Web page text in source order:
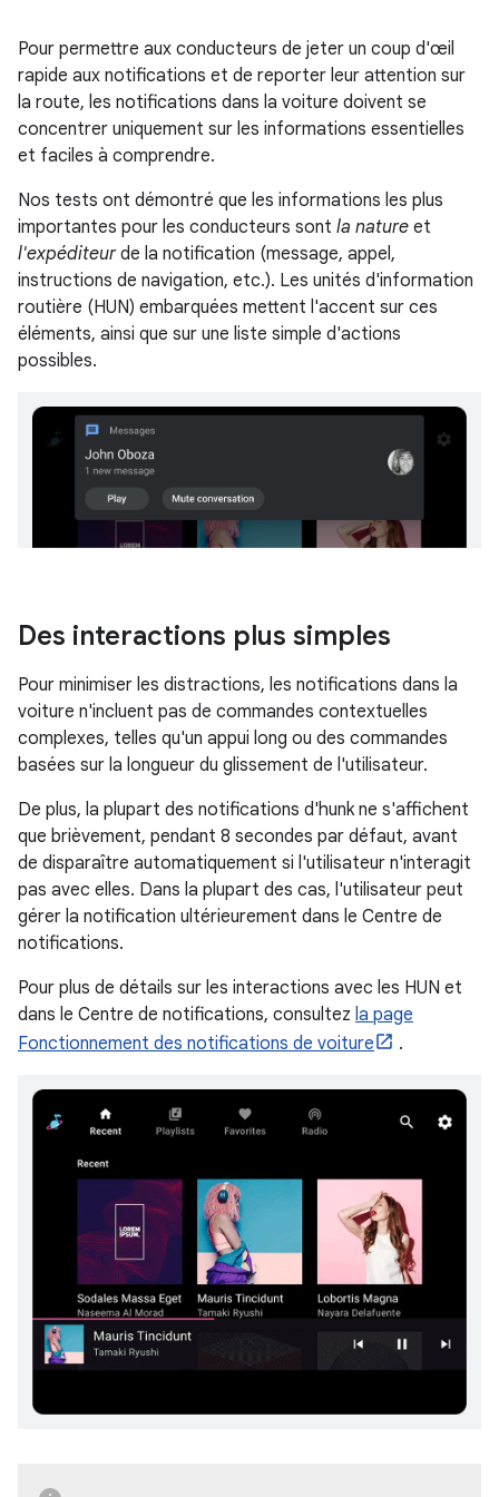
Pour permettre aux conducteurs de jeter un coup d'œil
rapide aux notifications et de reporter leur attention sur
la route, les notifications dans la voiture doivent se
concentrer uniquement sur les informations essentielles
et faciles à comprendre.
Nos tests ont démontré que les informations les plus
importantes pour les conducteurs sont la nature et
l'expéditeurde la notification (message, appel,
instructions de navigation, etc.). Les unités d'information
routière (HUN) embarquées mettent l'accent sur ces
éléments, ainsi que sur une liste simple d'actions
possibles.
Des interactions plus simples
Pour minimiser les distractions, les notifications dans la
voiture n'incluent pas de commandes contextuelles
complexes, telles qu'un appui long ou des commandes
basées sur la longueur du glissement de l'utilisateur.
De plus, la plupart des notifications d'hunk ne s'affichent
que brièvement, pendant 8 secondes par défaut, avant
de disparaître automatiquement si l'utilisateur n'interagit
pas avec elles. Dans la plupart des cas, l'utilisateur peut
gérer la notification ultérieurement dans le Centre de
notifications.
Pour plus de détails sur les interactions avec les HUN et
dans le Centre de notifications, consultez la page
Fonctionnement des notifications de voiture
.